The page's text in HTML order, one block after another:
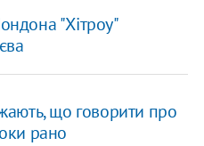
"Хітроу"
що говорити про
рано